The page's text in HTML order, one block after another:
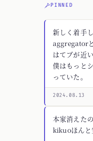
PINNED
新しく着手
aggregator
はてブが近
僕はもっと
っていた。
2024.08.13
本家消えた
kikuoほんと